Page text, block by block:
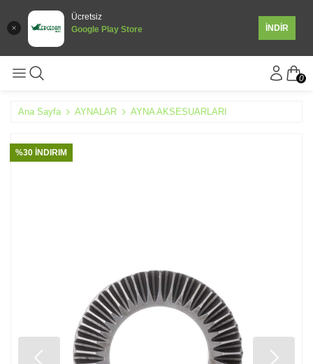
Ücretsiz
Google Play Store
İNDİR
0
Ana Sayfa AYNALAR AYNA AKSESUARLARI
%30 İNDIRIM